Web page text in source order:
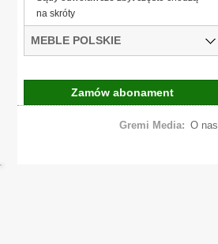
na skróty
MEBLE POLSKIE
Zamów abonament
Gremi Media: O nas